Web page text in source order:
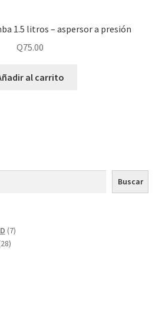
1.5 litros – aspersor a presión
Q75.00
al carrito
Buscar
77
2828